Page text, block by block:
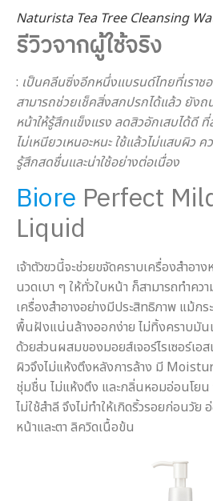
Naturista Tea Tree Cleansing
รีวิวจากผู้ใช้จริง
: เป็นคลีนซิ่งอีกหนึ่งแบรนด์ไทยที่เราช
สามารถช่วยเช็คสิ่งสกปรกได้แล้ว ยัง
หน้าให้รู้สึกแข็งแรง ลดสิวอักเสบได้ดี
ไม่เหนียวเหนอะหนะ ใช้แล้วไม่แสบผิว
รู้สึกสดชื่นและน่าใช้อย่างต่อเนื่อง
Biore Perfect
Liquid
เจ้าตัวฃวนี้จะช่วยขจัดคราบเครื่องสำอา
นวดเบา ๆ ให้ทั่วใบหน้า ก็สามารถทำคว
เครื่องสำอางอย่างมีประสิทธิภาพ แม้ก
พื้นฝังแน่นล้างออกง่าย ไม่ทิ้งคราบมัน
ด้วยส่วนผสมของมอยส์เจอร์ไรเซอร์เอ
ผิวจึงไม่แห้งตึงหลังการล้าง มี
ชุ่มชื่น ไม่แห้งตึง และกลิ่นหอมอ่อนโยน
ไม่ใช้สำลี จึงไม่ทำให้เกิดริ้วรอยก่อนวัย
หน้าและตา ลิควิดเนื้อข้น